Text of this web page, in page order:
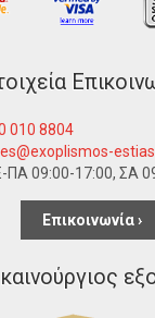
010 8804
ΠΑ 09:00-17:00, ΣΑ
Επικοινωνία ›